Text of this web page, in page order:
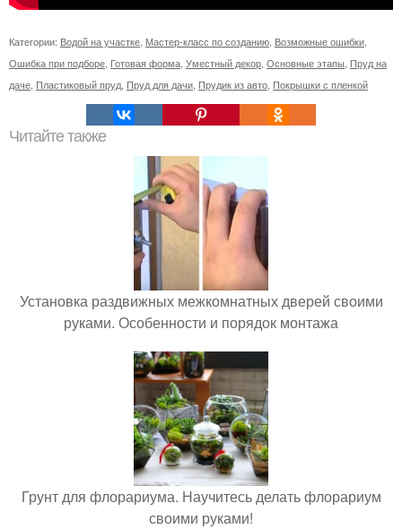
Категории: Водой на участке Мастер-класс по созданию Возможные ошибки
Ошибка при подборе Готовая форма Уместный декор Основные этапы Пруд на
даче Пластиковый пруд Пруд для дачи Прудик из авто Покрышки с пленкой
Читайте также
Установка раздвижных межкомнатных дверей своими
руками. Особенности и порядок монтажа
Грунт для флорариума. Научитесь делать флорариум
своими руками!